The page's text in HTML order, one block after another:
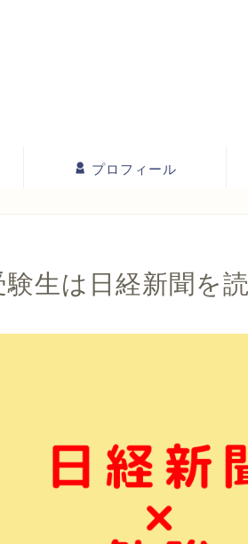
プロフィール
験生は日経新聞を